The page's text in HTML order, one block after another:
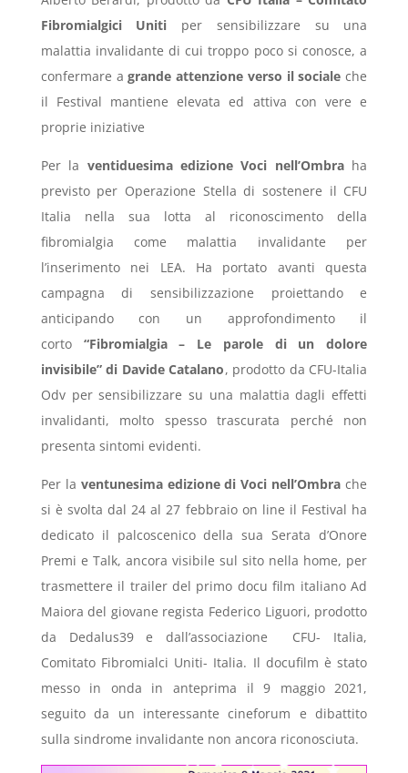
Fibromialgici Uniti per sensibilizzare su una
malattia invalidante di cui troppo poco si conosce, a
confermare agrande attenzione verso il sociale che
il Festival mantiene elevata ed attiva con vere e
proprie iniziative
Per la ventiduesima edizione Voci nell’Ombraha
previsto per Operazione Stella di sostenere il CFU
Italia nella sua lotta al riconoscimento della
fibromialgia come malattia invalidante per
l’inserimento nei LEA. Ha portato avanti questa
campagna di sensibilizzazione proiettando e
anticipando con un approfondimento il
corto “Fibromialgia – Le parole di un dolore
invisibile” di Davide Catalano, prodotto da CFU-Italia
Odv per sensibilizzare su una malattia dagli effetti
invalidanti, molto spesso trascurata perché non
presenta sintomi evidenti.
Per la ventunesima edizione di Voci nell’Ombra che
si è svolta dal 24 al 27 febbraio on line il Festival ha
dedicato il palcoscenico della sua Serata d’Onore
Premi e Talk, ancora visibile sul sito nella home, per
trasmettere il trailer del primo docu film italiano Ad
Maiora del giovane regista Federico Liguori, prodotto
da Dedalus39 e dall’associazione CFU- Italia,
Comitato Fibromialci Uniti- Italia. Il docufilm è stato
messo in onda in anteprima il 9 maggio 2021,
seguito da un interessante cineforum e dibattito
sulla sindrome invalidante non ancora riconosciuta.